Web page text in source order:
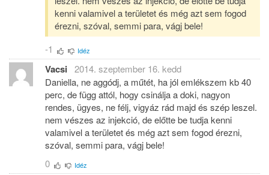
kenni valamivel a területet és még azt sem fogod
érezni, szóval, semmi para, vágj bele!
-1
Idéz
Vacsi
2014. szeptember 16. kedd
Daniella, ne aggódj, a műtét, ha jól emlékszem kb 40
perc, de függ attól, hogy csinálja a doki, nagyon
rendes, ügyes, ne félj, vigyáz rád majd és szép leszel.
nem vészes az injekció, de előtte be tudja kenni
valamivel a területet és még azt sem fogod érezni,
szóval, semmi para, vágj bele!
0
Idéz